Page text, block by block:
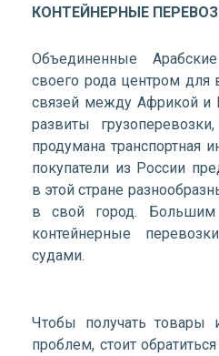
КОНТЕЙНЕРНЫЕ
Объединенные
своего рода центром для
связей между Африкой и
развиты
продумана транспортная
покупатели из России
в этой стране
в свой город. Большим
контейнерные
судами.
Чтобы получать товары
проблем, стоит